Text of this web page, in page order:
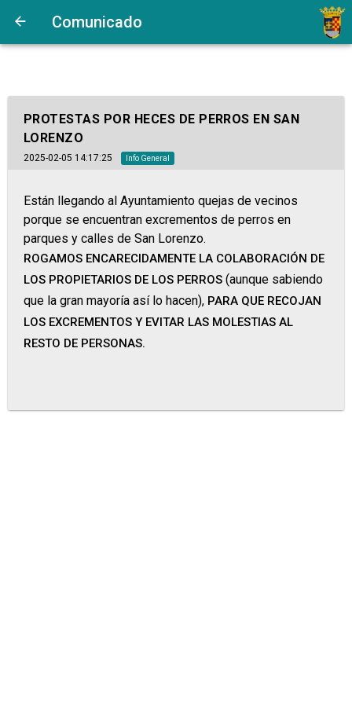
Comunicado
PROTESTAS POR HECES DE PERROS EN SAN
LORENZO
2025-02-05 14:17:25 Info General
Están llegando al Ayuntamiento quejas de vecinos
porque se encuentran excrementos de perros en
parques y calles de San Lorenzo.
ROGAMOS ENCARECIDAMENTE LA COLABORACIÓN DE
LOS PROPIETARIOS DE LOS PERROS (aunque sabiendo
que la gran mayoría así lo hacen), PARA QUE RECOJAN
LOS EXCREMENTOS Y EVITAR LAS MOLESTIAS AL
RESTO DE PERSONAS.